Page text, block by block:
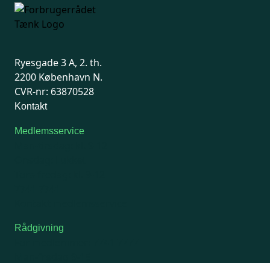
Ryesgade 3 A, 2. th.
2200 København N.
CVR-nr: 63870528
Kontakt
Medlemsservice
Rådgivning